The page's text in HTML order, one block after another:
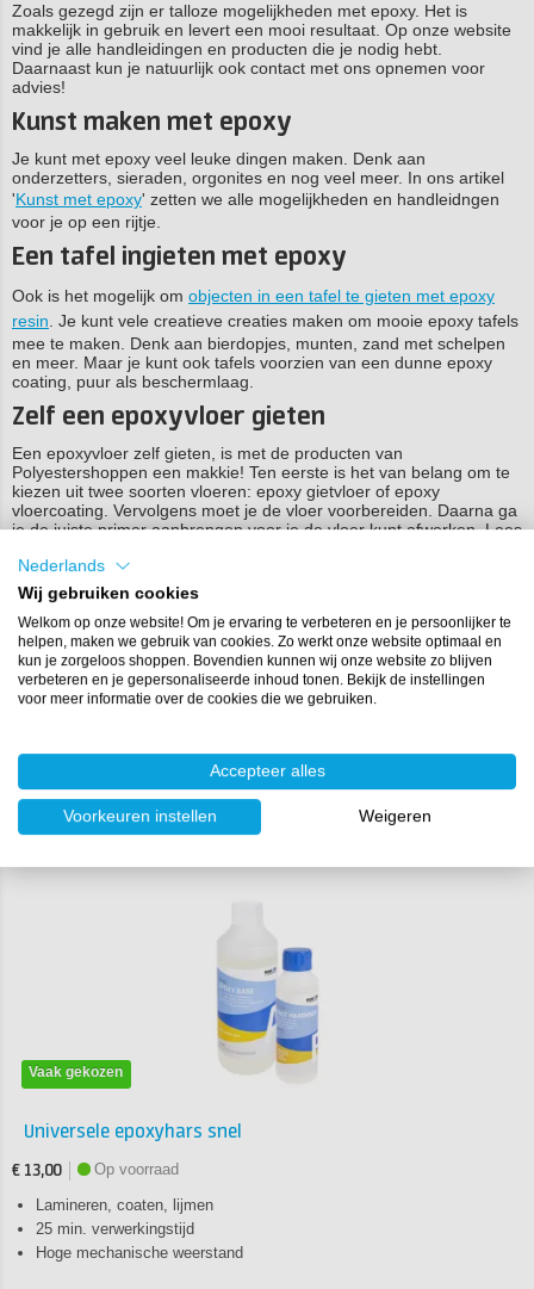
Zoals gezegd zijn er talloze mogelijkheden met epoxy. Het is
makkelijk in gebruik en levert een mooi resultaat. Op onze website
vind je alle handleidingen en producten die je nodig hebt.
Daarnaast kun je natuurlijk ook contact met ons opnemen voor
advies!
Kunst maken met epoxy
Je kunt met epoxy veel leuke dingen maken. Denk aan
onderzetters, sieraden, orgonites en nog veel meer. In ons artikel
'Kunst met epoxy' zetten we alle mogelijkheden en handleidngen
voor je op een rijtje.
Een tafel ingieten met epoxy
Ook is het mogelijk om objecten in een tafel te gieten met epoxy
resin . Je kunt vele creatieve creaties maken om mooie epoxy tafels
mee te maken. Denk aan bierdopjes, munten, zand met schelpen
en meer. Maar je kunt ook tafels voorzien van een dunne epoxy
coating, puur als beschermlaag.
Zelf een epoxyvloer gieten
Een epoxyvloer zelf gieten, is met de producten van
Polyestershoppen een makkie! Ten eerste is het van belang om te
kiezen uit twee soorten vloeren: epoxy gietvloer of epoxy
vloercoating. Vervolgens moet je de vloer voorbereiden. Daarna ga
je de juiste primer aanbrengen voor je de vloer kunt afwerken. Lees
Neem contact op
Weet je niet zeker of het mogelijk is om het object in te gieten?
Neem gerustcontactmet ons op dan bespreken we samen jouw
Producten die gebruikt zijn in dit artikel
Product 1 van de 3
Vaak gekozen
Universele epoxyhars snel
€ 13,00
Op voorraad
Lamineren, coaten, lijmen
25 min. verwerkingstijd
Hoge mechanische weerstand
Nederlands
Wij gebruiken cookies
Welkom op onze website! Om je ervaring te verbeteren en je persoonlijker te
helpen, maken we gebruik van cookies. Zo werkt onze website optimaal en
kun je zorgeloos shoppen. Bovendien kunnen wij onze website zo blijven
verbeteren en je gepersonaliseerde inhoud tonen. Bekijk de instellingen
voor meer informatie over de cookies die we gebruiken.
Accepteer alles
Voorkeuren instellen Weigeren